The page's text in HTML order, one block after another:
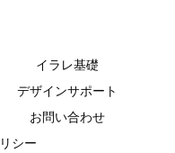
イラレ基礎
デザインサポート
お問い合わせ
シー